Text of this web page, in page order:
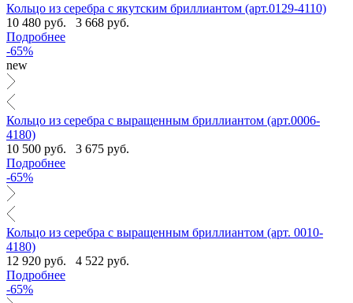
Кольцо из серебра с якутским бриллиантом (арт.0129-4110)
10 480 руб.
3 668 руб.
Подробнее
-65%
new
Кольцо из серебра с выращенным бриллиантом (арт.0006-
4180)
10 500 руб.
3 675 руб.
Подробнее
-65%
Кольцо из серебра с выращенным бриллиантом (арт. 0010-
4180)
12 920 руб.
4 522 руб.
Подробнее
-65%